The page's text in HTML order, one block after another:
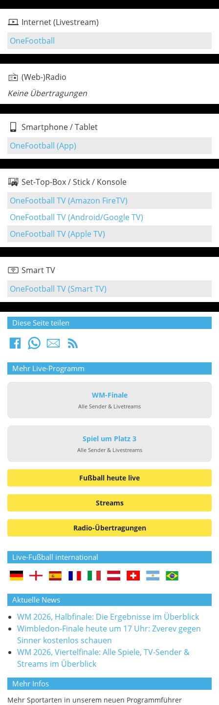
Internet (Livestream)
OneFootball
(Web-)Radio
Keine Übertragungen
Smartphone / Tablet
OneFootball (App)
Set-Top-Box / Stick / Konsole
OneFootball TV (Amazon FireTV)
OneFootball TV (Android/Google TV)
OneFootball TV (Apple TV)
Smart TV
OneFootball TV (Smart TV)
Diese Seite teilen
Mehr Live-Programm
WM-Finale
Alle Sender & Livetreams
Spiel um Platz 3
Alle Sender & Livestreams
Fußball heute live
Streams
Radio-Übertragungen
Live-Fußball international
Aktuelle News
WM 2026, Halbfinale: Die Ergebnisse im Überblick
Wimbledon-Finale heute um 17 Uhr: Zverev gegen
Sinner kostenlos schauen
WM 2026, Viertelfinale: Alle Spiele, TV-Sender &
Streams im Überblick
Mehr Infos
Mehr Sportarten in unserem neuen Programmführer